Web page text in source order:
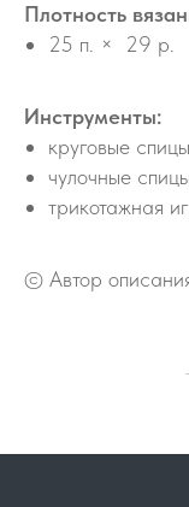
Плотность
25 п. × 29 р.
Инструменты:
круговые
чулочные
трикотажная
© Автор